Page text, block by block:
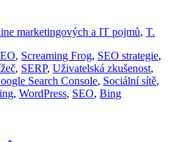
marketingových a IT pojmů, T.
, Screaming Frog, SEO strategie,
, SERP, Uživatelská zkušenost,
Search Console, Sociální sítě,
, WordPress, SEO, Bing